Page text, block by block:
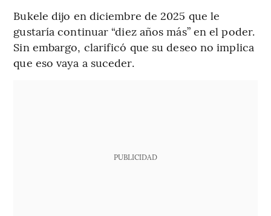
Bukele dijo en diciembre de 2025 que le
gustaría continuar “diez años más” en el poder.
Sin embargo, clarificó que su deseo no implica
que eso vaya a suceder.
PUBLICIDAD